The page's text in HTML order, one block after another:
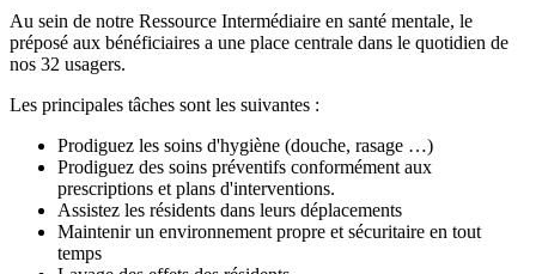
Au sein de notre Ressource Intermédiaire en santé mentale, le
préposé aux bénéficiaires a une place centrale dans le quotidien de
nos 32 usagers.
Les principales tâches sont les suivantes :
Prodiguez les soins d'hygiène (douche, rasage …)
Prodiguez des soins préventifs conformément aux
prescriptions et plans d'interventions.
Assistez les résidents dans leurs déplacements
Maintenir un environnement propre et sécuritaire en tout
temps